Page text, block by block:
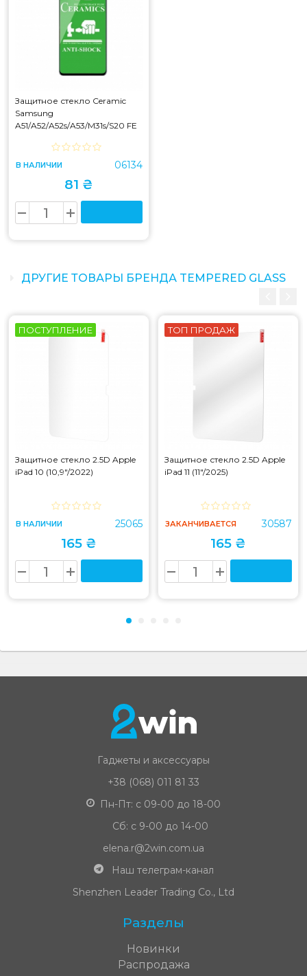
Защитное стекло Ceramic
Samsung
A51/A52/A52s/A53/M31s/S20 FE
В НАЛИЧИИ 06134
81 ₴
ДРУГИЕ ТОВАРЫ БРЕНДА TEMPERED GLASS
ПОСТУПЛЕНИЕ
Защитное стекло 2.5D Apple
iPad 10 (10,9"/2022)
В НАЛИЧИИ 25065
165 ₴
ТОП ПРОДАЖ
Защитное стекло 2.5D Apple
iPad 11 (11"/2025)
ЗАКАНЧИВАЕТСЯ 30587
165 ₴
Гаджеты и аксессуары
+38 (068) 011 81 33
Пн-Пт: с 09-00 до 18-00
Сб: с 9-00 до 14-00
elena.r@2win.com.ua
Наш телеграм-канал
Shenzhen Leader Trading Co., Ltd
Разделы
Новинки
Распродажа